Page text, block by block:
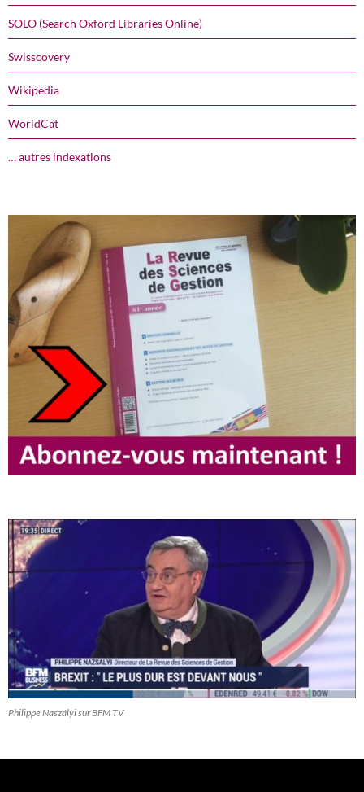
SOLO (Search Oxford Libraries Online)
Swisscovery
Wikipedia
WorldCat
… autres indexations
Philippe Naszályi sur BFM TV